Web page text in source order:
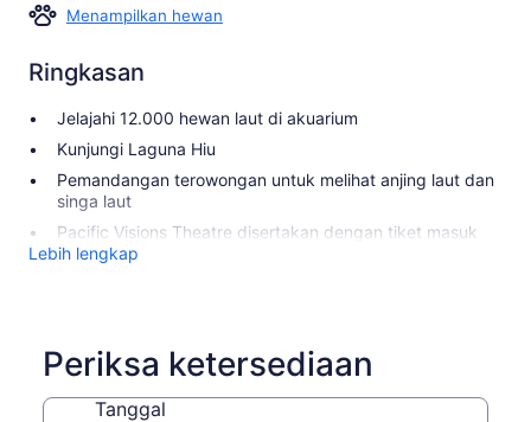
total Menampilkan hewan
Ringkasan
Jelajahi 12.000 hewan laut di akuarium
Kunjungi Laguna Hiu
Pemandangan terowongan untuk melihat anjing laut dan
singa laut
Pacific Visions Theatre disertakan dengan tiket masuk
Lebih lengkap
Periksa ketersediaan
Tanggal